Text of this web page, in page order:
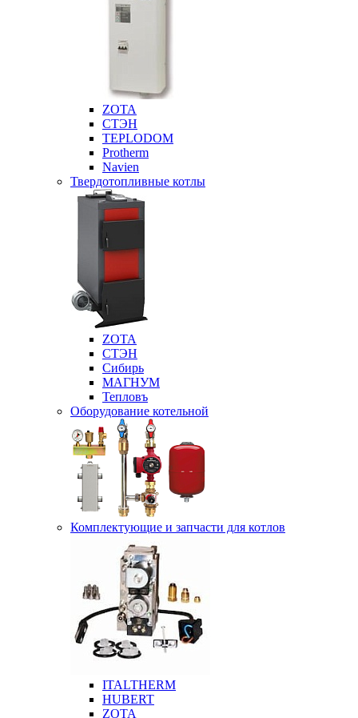
ZOTA
СТЭН
TEPLODOM
Protherm
Navien
Твердотопливные котлы
ZOTA
СТЭН
Сибирь
МАГНУМ
Тепловъ
Оборудование котельной
Комплектующие и запчасти для котлов
ITALTHERM
HUBERT
ZOTA